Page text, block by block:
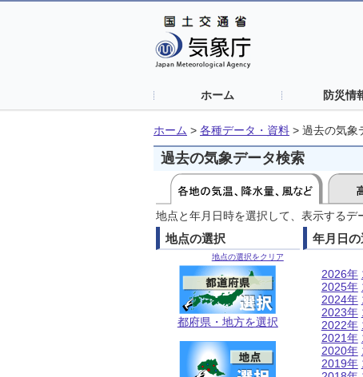
ホーム 防災情
ホーム > 各種データ・資料 > 過去の気象
過去の気象データ検索
地点と年月日時を選択して、表示するデ
地点の選択
地点の選択をクリア
都府県・地方を選択
年月日の
2026年
2025年
2024年
2023年
2022年
2021年
2020年
2019年